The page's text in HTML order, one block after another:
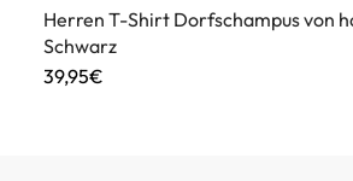
Herren T-Shirt Dorfschampus von hangOwear in
Schwarz
39,95€